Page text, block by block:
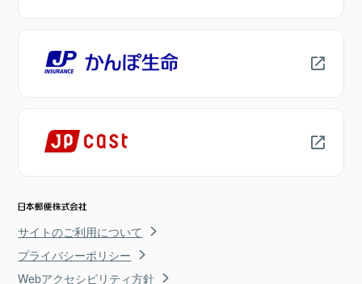
サイトのご利用について
プライバシーポリシー
Webアクセシビリティ方針